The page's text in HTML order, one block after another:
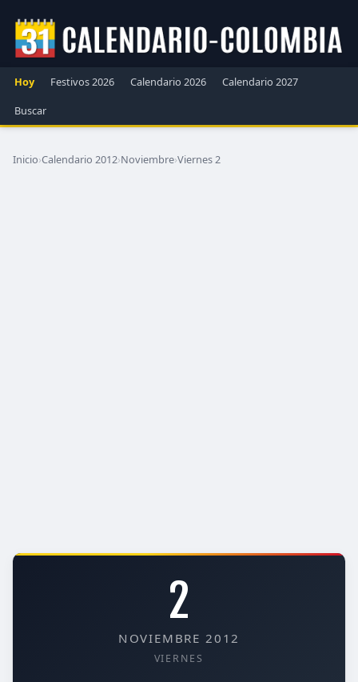
Hoy Festivos 2026 Calendario 2026
Calendario 2027
Buscar
Inicio›Calendario 2012›Noviembre›Viernes 2
2
NOVIEMBRE 2012
VIERNES